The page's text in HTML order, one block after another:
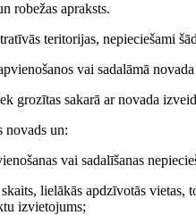
robežas apraksts.
teritorijas, nepieciešami
vai sadalāmā
grozītas sakarā ar novada
novads un:
vai sadalīšanas
lielākās apdzīvotās vietas,
izvietojums;